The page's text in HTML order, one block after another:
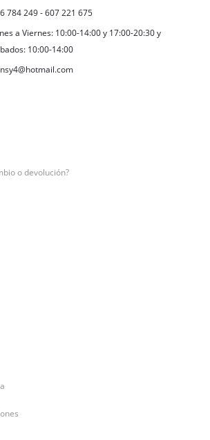
784 249-607 221 675
a Viernes: 10:00-14:00 y 17:00-20:30 y
10:00-14:00
o devolución?